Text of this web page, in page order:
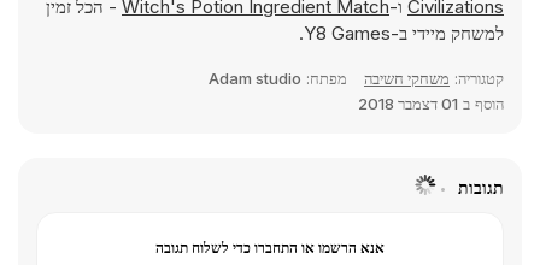
Civilizations ו-Witch's Potion Ingredient Match - הכל זמין
למשחק מיידי ב-Y8 Games.
קטגוריה: משחקי חשיבה מפתח: Adam studio
הוסף ב 01 דצמבר 2018
תגובות
אנא הרשמו או התחברו כדי לשלוח תגובה